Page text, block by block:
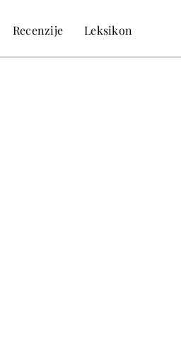
Recenzije Leksikon